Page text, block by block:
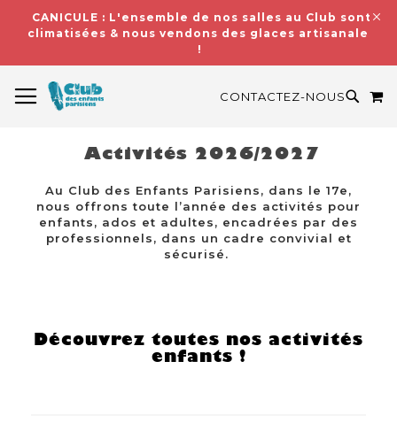
CANICULE : L'ensemble de nos salles au Club sont
climatisées & nous vendons des glaces artisanales
!
CONTACTEZ-NOUS
Activités 2026/2027
Au Club des Enfants Parisiens, dans le 17e,
nous offrons toute l’année des activités pour
enfants, ados et adultes, encadrées par des
professionnels, dans un cadre convivial et
sécurisé.
Découvrez toutes nos activités
enfants !